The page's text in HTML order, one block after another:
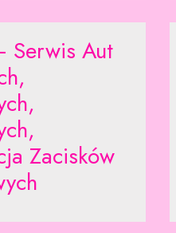
Serwis Aut
Zacisków